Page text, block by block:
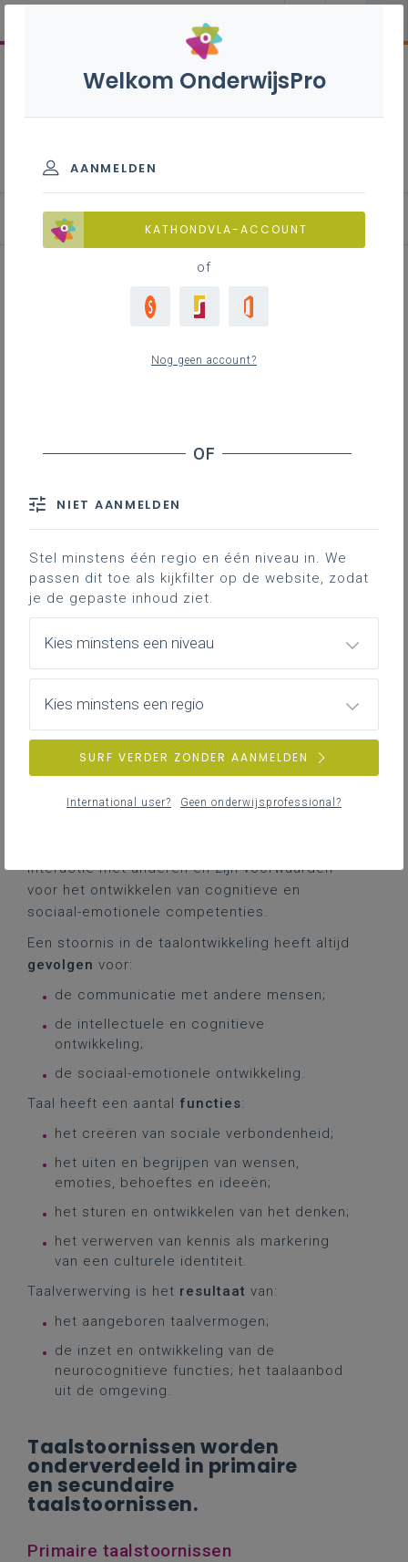
(STOS)
Basisinzichten
Contact
Het belang van
taalvaardigheid en
communicatie
Taalvaardigheid en communicatie zijn voor
een kindnoodzakelijk.Het communiceren
met andere mensen behoort tot de eerste
levensbehoeften van een mens en taal is een
interactie met anderen en zijn voorwaarden
voor het ontwikkelen van cognitieve en
sociaal-emotionele competenties.
Een stoornis in de taalontwikkeling heeft altijd
gevolgen voor:
de communicatie met andere mensen;
de intellectuele en cognitieve
ontwikkeling;
de sociaal-emotionele ontwikkeling.
Taal heeft een aantal functies:
het creëren van sociale verbondenheid;
het uiten en begrijpen van wensen,
emoties, behoeftes en ideeën;
het sturen en ontwikkelen van het denken;
het verwerven van kennis als markering
van een culturele identiteit.
Taalverwerving is het resultaat van:
het aangeboren taalvermogen;
de inzet en ontwikkeling van de
neurocognitieve functies; het taalaanbod
uit de omgeving.
Taalstoornissen worden
onderverdeeld in primaire
en secundaire
taalstoornissen.
Primaire taalstoornissen
Welkom OnderwijsPro
AANMELDEN
KATHONDVLA-ACCOUNT
of
Nog geen account?
NIET AANMELDEN
Stel minstens één regio en één niveau in. We
passen dit toe als kijkfilter op de website, zodat
je de gepaste inhoud ziet.
Kies minstens een niveau
Kies minstens een regio
SURF VERDER ZONDER AANMELDEN
International user? Geen onderwijsprofessional?